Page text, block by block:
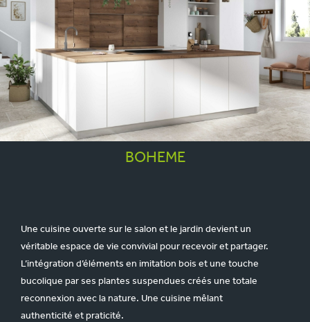
BOHEME
Une cuisine ouverte sur le salon et le jardin devient un
véritable espace de vie convivial pour recevoir et partager.
L’intégration d’éléments en imitation bois et une touche
bucolique par ses plantes suspendues créés une totale
reconnexion avec la nature. Une cuisine mêlant
authenticité et praticité.